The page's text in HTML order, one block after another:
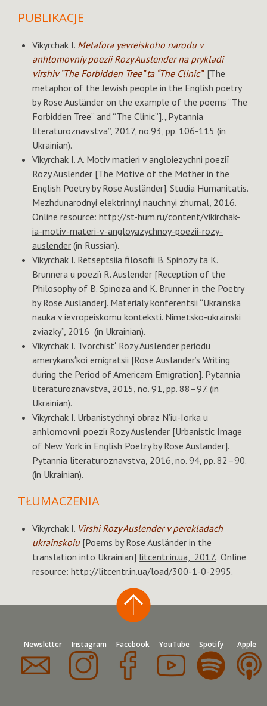
PUBLIKACJE
Vikyrchak I. Metafora yevreiskoho narodu v
anhlomovniy poezii Rozy Auslender na prykladi
virshiv ”The Forbidden Tree” ta “The Clinic” [The
metaphor of the Jewish people in the English poetry
by Rose Ausländer on the example of the poems “The
Forbidden Tree” and “The Clinic”]. „Pytannia
literaturoznavstva”, 2017, no.93, pp. 106-115 (in
Ukrainian).
Vikyrchak I. А. Motiv matieri v angloiezychni poeziї
Rozy Auslender [The Motive of the Mother in the
English Poetry by Rose Ausländer]. Studia Humanitatis.
Mezhdunarodnyi elektrinnyi nauchnyi zhurnal, 2016.
Online resource: http://st-hum.ru/content/vikirchak-
ia-motiv-materi-v-angloyazychnoy-poezii-rozy-
auslender (in Russian).
Vikyrchak I. Retseptsiia filosofii B. Spinozy ta K.
Brunnera u poeziï R. Auslender [Reception of the
Philosophy of B. Spinoza and K. Brunner in the Poetry
by Rose Ausländer]. Materialy konferentsii “Ukrainska
nauka v ievropeiskomu konteksti. Nimetsko-ukrainski
zviazky”, 2016 (in Ukrainian).
Vikyrchak I. Tvorchist′ Rozy Auslender periodu
amerykans′koi emigratsii [Rose Ausländer’s Writing
during the Period of Americam Emigration]. Pytannia
literaturoznavstva, 2015, no. 91, pp. 88–97. (in
Ukrainian).
Vikyrchak I. Urbanistychnyi obraz N′iu-Iorka u
anhlomovnii poeziï Rozy Auslender [Urbanistiс Image
of New York in English Poetry by Rose Ausländer].
Pytannia literaturoznavstva, 2016, no. 94, pp. 82–90.
(in Ukrainian).
TŁUMACZENIA
Vikyrchak I. Virshi Rozy Auslender v perekladach
ukrainskoiu[Poems by Rose Ausländer in the
translation into Ukrainian] litcentr.in.ua, 2017. Online
resource: http://litcentr.in.ua/load/300-1-0-2995.
Newsletter Instagram Facebook YouTube Spotify Apple